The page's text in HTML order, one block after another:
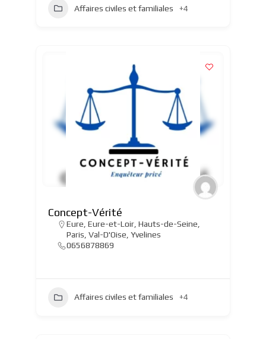
Affaires civiles et familiales +4
Concept-Vérité
Eure Eure-et-Loir, Hauts-de-Seine
Paris Val-D'Oise Yvelines
0656878869
Affaires civiles et familiales +4